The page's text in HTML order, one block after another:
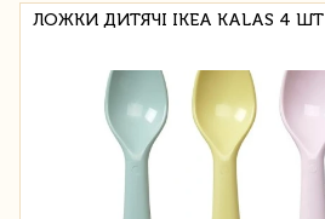
ЛОЖКИ ДИТЯЧІ IKEA KALAS 4 ШТ